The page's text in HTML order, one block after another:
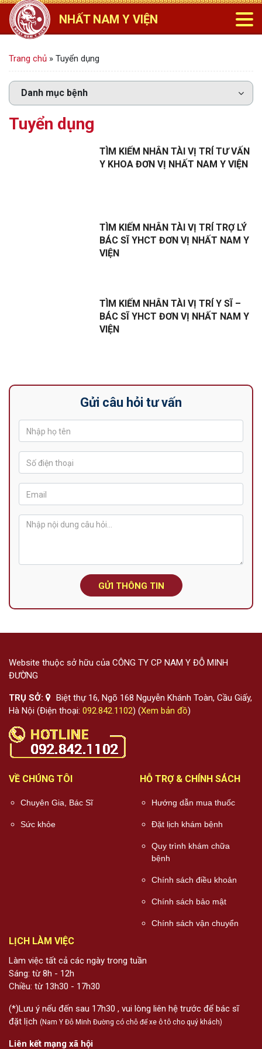
NHẤT NAM Y VIỆN
Trang chủ » Tuyển dụng
Tuyển dụng
TÌM KIẾM NHÂN TÀI VỊ TRÍ TƯ VẤN
Y KHOA ĐƠN VỊ NHẤT NAM Y VIỆN
TÌM KIẾM NHÂN TÀI VỊ TRÍ TRỢ LÝ
BÁC SĨ YHCT ĐƠN VỊ NHẤT NAM Y
VIỆN
TÌM KIẾM NHÂN TÀI VỊ TRÍ Y SĨ –
BÁC SĨ YHCT ĐƠN VỊ NHẤT NAM Y
VIỆN
Gửi câu hỏi tư vấn
GỬI THÔNG TIN
Website thuộc sở hữu của CÔNG TY CP NAM Y ĐỖ MINH
ĐƯỜNG
TRỤ SỞ:
Biệt thự 16, Ngõ 168 Nguyễn Khánh Toàn, Cầu Giấy,
Hà Nội (Điện thoại: 092.842.1102) (Xem bản đồ)
VỀ CHÚNG TÔI
Chuyên Gia, Bác Sĩ
Sức khỏe
HỖ TRỢ & CHÍNH SÁCH
Hướng dẫn mua thuốc
Đặt lịch khám bệnh
Quy trình khám chữa
bệnh
Chính sách điều khoản
Chính sách bảo mật
Chính sách vận chuyển
LỊCH LÀM VIỆC
Làm việc tất cả các ngày trong tuần
Sáng: từ 8h - 12h
Chiều: từ 13h30 - 17h30
(*)Lưu ý nếu đến sau 17h30 , vui lòng liên hệ trước để bác sĩ
đặt lịch (Nam Y Đỗ Minh Đường có chỗ để xe ô tô cho quý khách)
Liên kết mạng xã hội